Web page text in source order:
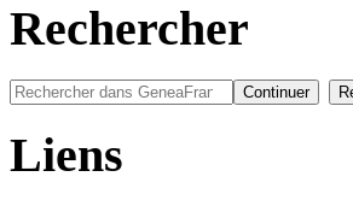
Rechercher
Liens